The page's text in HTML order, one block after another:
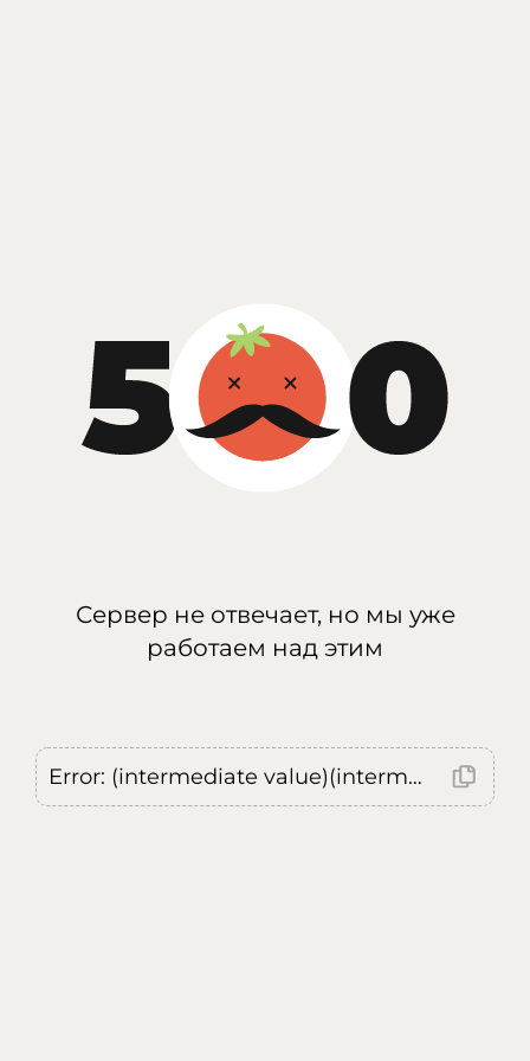
Сервер не отвечает, но мы уже
работаем над этим
Error: (intermediate value)(intermediate value)(intermediate value).replaceAll is not a function